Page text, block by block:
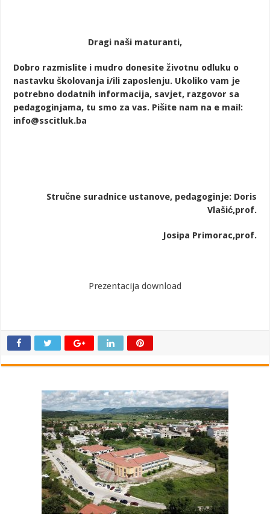
Dragi naši maturanti,
Dobro razmislite i mudro donesiteživotnu odluku o
nastavku školovanja i/ili zaposlenju. Ukoliko vam je
potrebno dodatnih informacija, savjet, razgovor sa
pedagoginjama, tu smo za vas. Pišite nam na e mail:
info@sscitluk.ba
Stručne suradnice ustanove, pedagoginje: Doris
Vlašić,prof.
Josipa Primorac,prof.
Prezentacija download